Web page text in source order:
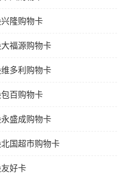
隆购物卡
福源购物卡
多利购物卡
百购物卡
盛成购物卡
国超市购物卡
好卡